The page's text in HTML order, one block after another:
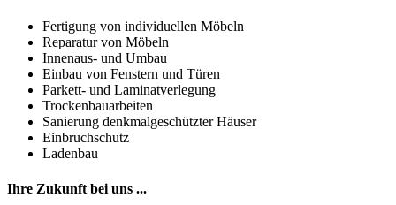
Fertigung von individuellen Möbeln
Reparatur von Möbeln
Innenaus- und Umbau
Einbau von Fenstern und Türen
Parkett- und Laminatverlegung
Trockenbauarbeiten
Sanierung denkmalgeschützter Häuser
Einbruchschutz
Ladenbau
Ihre Zukunft bei uns ...